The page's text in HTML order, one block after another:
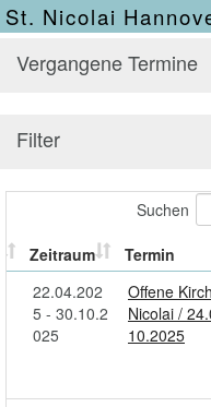
St. Nicolai
Vergangene Termine
Filter
Suchen
Zeitraum Termin
22.04.202
5 - 30.10.2
025
Offene
Nicolai /
10.2025